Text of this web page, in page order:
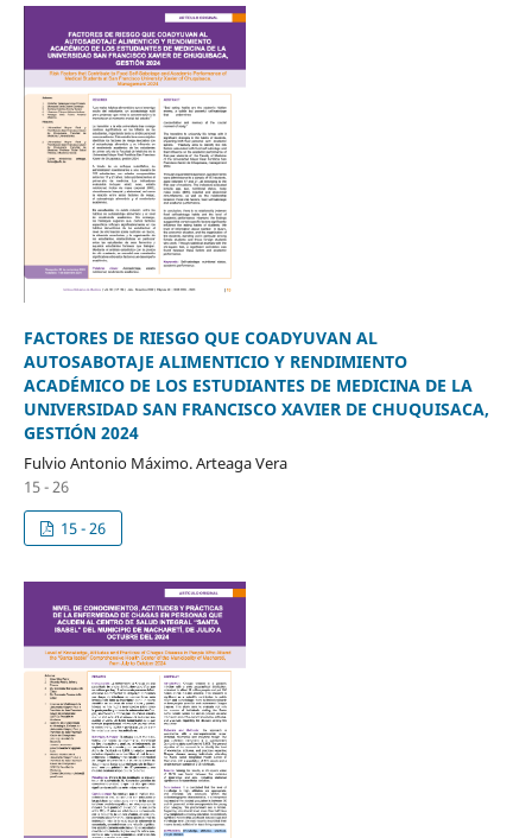
FACTORES DE RIESGO QUE COADYUVAN AL
AUTOSABOTAJE ALIMENTICIO Y RENDIMIENTO
ACADÉMICO DE LOS ESTUDIANTES DE MEDICINA DE LA
UNIVERSIDAD SAN FRANCISCO XAVIER DE CHUQUISACA,
GESTIÓN 2024
Fulvio Antonio Máximo. Arteaga Vera
15 - 26
15 - 26